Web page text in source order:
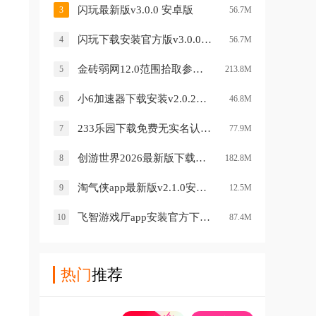
3 闪玩最新版v3.0.0 安卓版 56.7M
4 闪玩下载安装官方版v3.0.0 安卓版 56.7M
5 金砖弱网12.0范围拾取参数v12.0 安卓版 213.8M
6 小6加速器下载安装v2.0.21.4 安卓版 46.8M
7 233乐园下载免费无实名认证233乐园v4.84.0.0 最新版 77.9M
8 创游世界2026最新版下载安装v1.77.0 安卓版 182.8M
9 淘气侠app最新版v2.1.0安卓版 12.5M
10 飞智游戏厅app安装官方下载v7.2.10.7 手机版最新版 87.4M
热门推荐